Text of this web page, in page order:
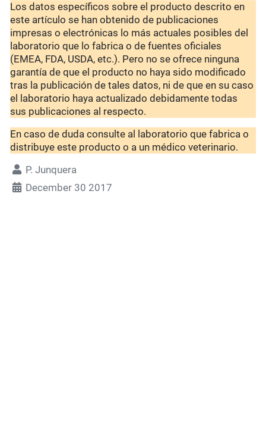
Los datos específicos sobre el producto descrito en
este artículo se han obtenido de publicaciones
impresas o electrónicas lo más actuales posibles del
laboratorio que lo fabrica o de fuentes oficiales
(EMEA, FDA, USDA, etc.). Pero no se ofrece ninguna
garantía de que el producto no haya sido modificado
tras la publicación de tales datos, ni de que en su caso
el laboratorio haya actualizado debidamente todas
sus publicaciones al respecto.
En caso de duda consulte al laboratorio que fabrica o
distribuye este producto o a un médico veterinario.
P. Junquera
December 30 2017